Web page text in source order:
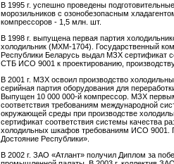
В 1995 г. успешно проведены
морозильников с озонобезопасным
компрессоров - 1,5 млн. шт.
В 1998 г. выпущена первая партия
холодильник (МХМ-1704). Государственный
Республики Беларусь выдал МЗХ сертификат
СТБ ИСО 9001 к проектированию,
В 2001 г. МЗХ освоил производство
серийная партия оборудования для
Выпущен 10 000 000-й компрессор. МЗХ
соответствия требованиям международной
окружающей среды при производстве
сертификат соответствия системы качества
холодильных шкафов требованиям ИСО 9001.
Достояние Республики».
В 2002 г. ЗАО «Атлант» получил Диплом за